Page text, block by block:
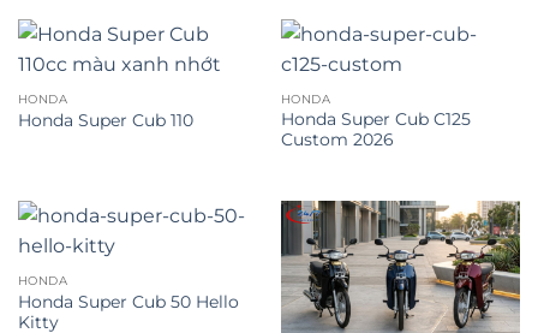
HONDA
Honda Super Cub 110
HONDA
Honda Super Cub C125
Custom 2026
HONDA
Honda Super Cub 50 Hello
Kitty